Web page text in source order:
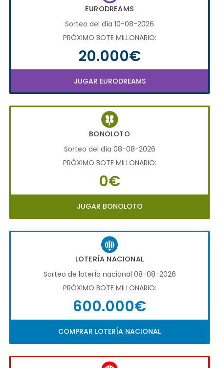
EURODREAMS
Sorteo del día 10-08-2026
PRÓXIMO BOTE MILLONARIO:
20.000€
JUGAR EURODREAMS
BONOLOTO
Sorteo del día 08-08-2026
PRÓXIMO BOTE MILLONARIO:
0€
JUGAR BONOLOTO
LOTERÍA NACIONAL
Sorteo de loterÍa nacional 08-08-2026
PRÓXIMO BOTE MILLONARIO:
600.000€
COMPRAR LOTERÍA NACIONAL